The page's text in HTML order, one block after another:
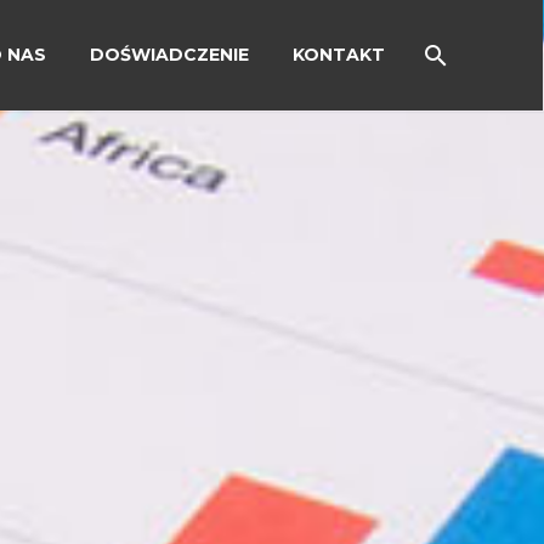
NAS DOŚWIADCZENIE KONTAKT